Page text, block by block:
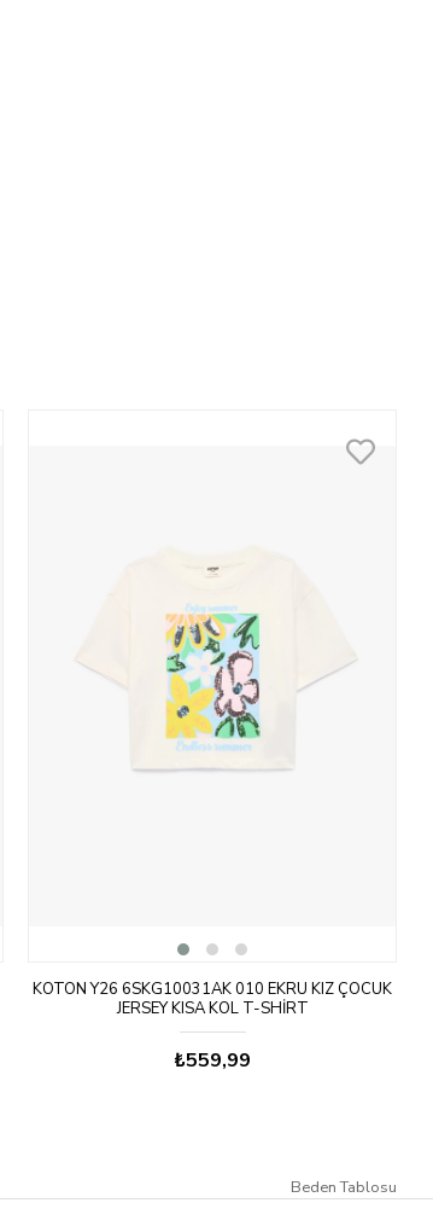
KOTON Y26 6SKG10031AK 010 EKRU KIZ ÇOCUK
JERSEY KISA KOL T-SHIRT
₺559,99
Beden Tablosu